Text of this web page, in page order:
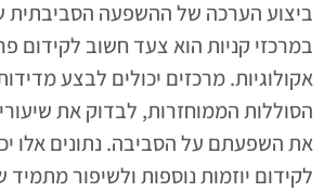
ביצוע הערכה של ההשפעה הסביבתית
במרכזי קניות הוא צעד חשוב לקידום
אקולוגיות. מרכזים יכולים לבצע
הסוללות הממוחזרות, לבדוק את
את השפעתם על הסביבה. נתונים אלו
לקידום יוזמות נוספות ולשיפור מתמיד